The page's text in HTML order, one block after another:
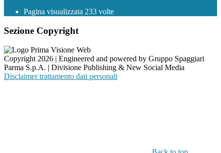
Pagina visualizzata 233 volte
Sezione Copyright
Copyright 2026 | Engineered and powered by Gruppo Spaggiari
Parma S.p.A. | Divisione Publishing & New Social Media
Disclaimer trattamento dati personali